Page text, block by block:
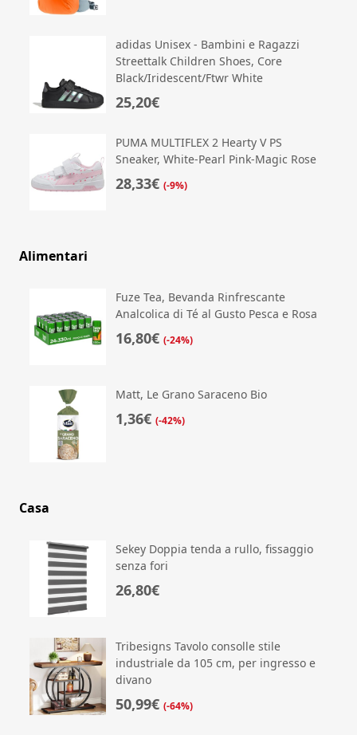
adidas Unisex - Bambini e Ragazzi
Streettalk Children Shoes, Core
Black/Iridescent/Ftwr White
25,20€
PUMA MULTIFLEX 2 Hearty V PS
Sneaker, White-Pearl Pink-Magic Rose
28,33€ (-9%)
Alimentari
Fuze Tea, Bevanda Rinfrescante
Analcolica di Té al Gusto Pesca e Rosa
16,80€ (-24%)
Matt, Le Grano Saraceno Bio
1,36€ (-42%)
Casa
Sekey Doppia tenda a rullo, fissaggio
senza fori
26,80€
Tribesigns Tavolo consolle stile
industriale da 105 cm, per ingresso e
divano
50,99€ (-64%)